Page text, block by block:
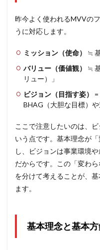
昨今よく使われるMVVの
うに対応します。
ミッション（使命）
≒
バリュー（価値観）
≒
リュー）」
ビジョン（目指す姿）
BHAG（大胆な目標）
ここで注意したいのは、
いう点です。基本理念が
し、ビジョンは事業環境
だからです。この「変わ
を分けて考えることが、
ます。
基本理念と基本